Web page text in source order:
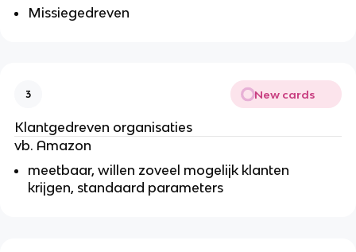
Missiegedreven
3 New cards
Klantgedreven organisaties
vb. Amazon
meetbaar, willen zoveel mogelijk klanten
krijgen, standaard parameters